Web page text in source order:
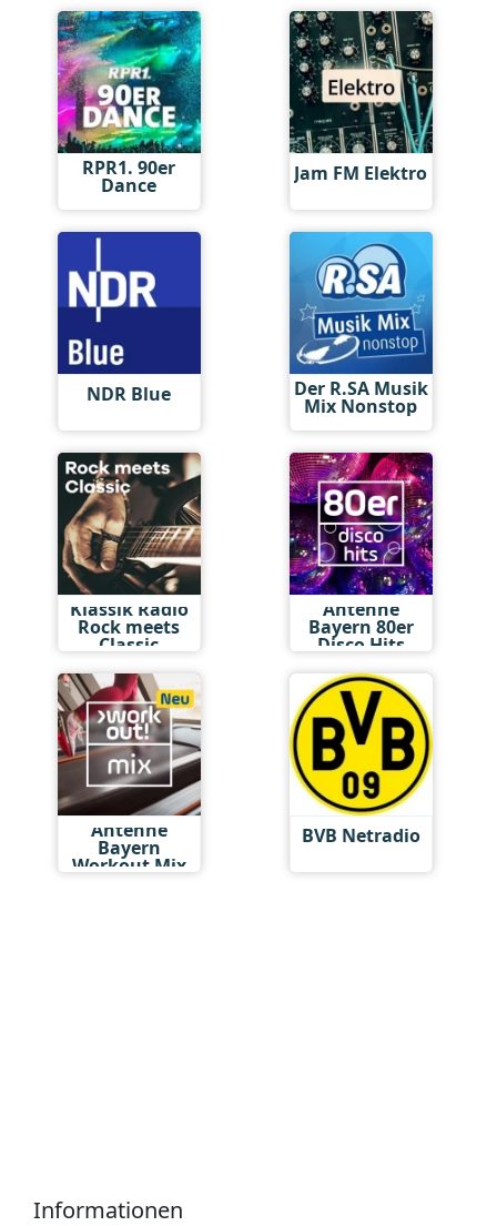
RPR1. 90er
Dance Jam FM Elektro
NDR Blue Der R.SA Musik
Mix Nonstop
Klassik Radio
Rock meets
Classic
Antenne
Bayern 80er
Disco Hits
Antenne
Bayern
Workout Mix
BVB Netradio
Informationen